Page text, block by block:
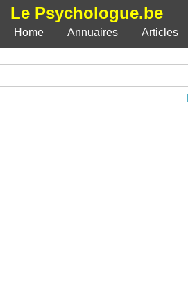
Le Psychologue.be
Home
Annuaires Articles